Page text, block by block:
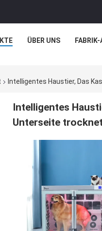
ÜBER UNS
Intelligentes Haustier, Das
Intelligentes
Unterseite trocknet